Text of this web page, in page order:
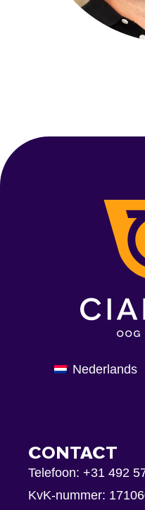
Nederlands
CONTACT
Telefoon: +31 492
KvK-nummer: